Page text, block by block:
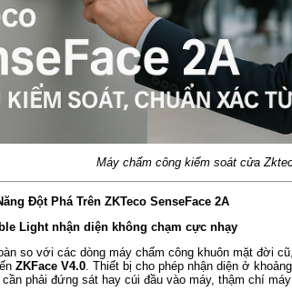
Máy chấm công kiểm soát cửa
Đột Phá Trên ZKTeco SenseFace 2A
Light nhận diện không chạm cực nhạy
so với các dòng máy chấm công khuôn mặt đời cũ,
ZKFace V4.0. Thiết bị cho phép nhận diện ở
cần phải đứng sát hay cúi đầu vào máy, thậm chí